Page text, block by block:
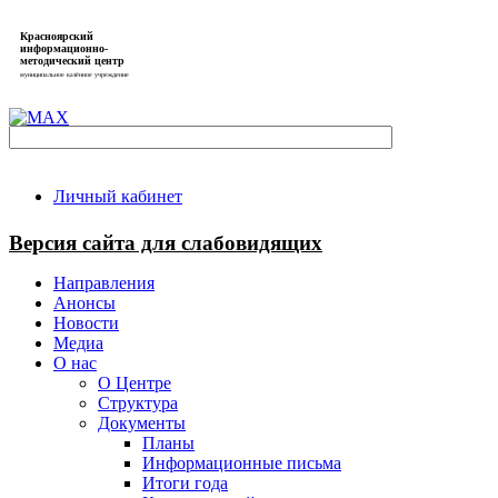
Красноярский
информационно-
методический центр
муниципальное казённое учреждение
Личный кабинет
Версия сайта для слабовидящих
Направления
Анонсы
Новости
Медиа
О нас
О Центре
Структура
Документы
Планы
Информационные письма
Итоги года